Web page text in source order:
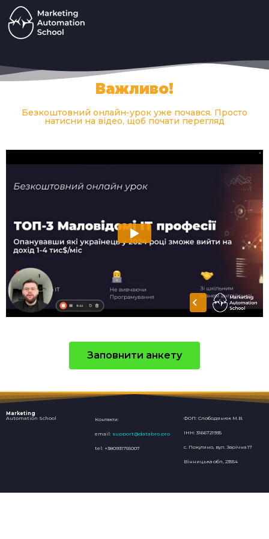
Важливо!
Безкоштовний онлайн-урок уже почався. Просто
натисни на відео, щоб почати перегляд
Заповнити анкету
Marketing
Automation School
Контакти:
email: support@databro.pro
tel: +380931755007
ФОП: Слободянюк М.В.
ІНН: 3166721935
с. Покутино, вул. Зарічна 17
Вінницька обл, 23554